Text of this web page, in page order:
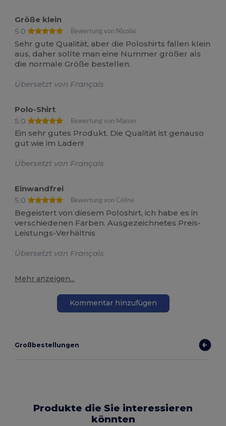
Größe klein
5.0
Bewertung von Nicolas
Sehr gute Qualität, aber die Poloshirts fallen klein
aus, daher sollte man eine Nummer größer als
die normale Größe bestellen.
Übersetzt von Français
Polo-Shirt
5.0
Bewertung von Manon
Ein sehr gutes Produkt. Die Qualität ist genauso
gut wie im Laden!
Übersetzt von Français
Einwandfrei
5.0
Bewertung von Céline
Begeistert von diesem Poloshirt, ich habe es in
verschiedenen Farben. Ausgezeichnetes Preis-
Leistungs-Verhältnis
Übersetzt von Français
Mehr anzeigen...
Kommentar hinzufügen
Großbestellungen
Produkte die Sie interessieren
könnten